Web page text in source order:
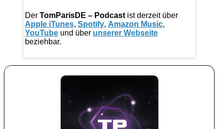
Der TomParisDE – Podcast ist derzeit über
Apple iTunes, Spotify, Amazon Music,
YouTube und über unserer Webseite
beziehbar.